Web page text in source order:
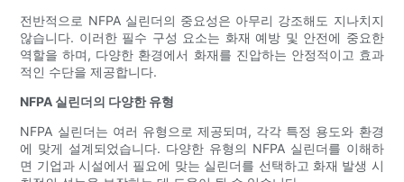
전반적으로 NFPA 실린더의 중요성은 아무리 강조해도 지나치지
않습니다. 이러한 필수 구성 요소는 화재 예방 및 안전에 중요한
역할을 하며, 다양한 환경에서 화재를 진압하는 안정적이고 효과
적인 수단을 제공합니다.
NFPA 실린더의 다양한 유형
NFPA 실린더는 여러 유형으로 제공되며, 각각 특정 용도와 환경
에 맞게 설계되었습니다. 다양한 유형의 NFPA 실린더를 이해하
면 기업과 시설에서 필요에 맞는 실린더를 선택하고 화재 발생 시